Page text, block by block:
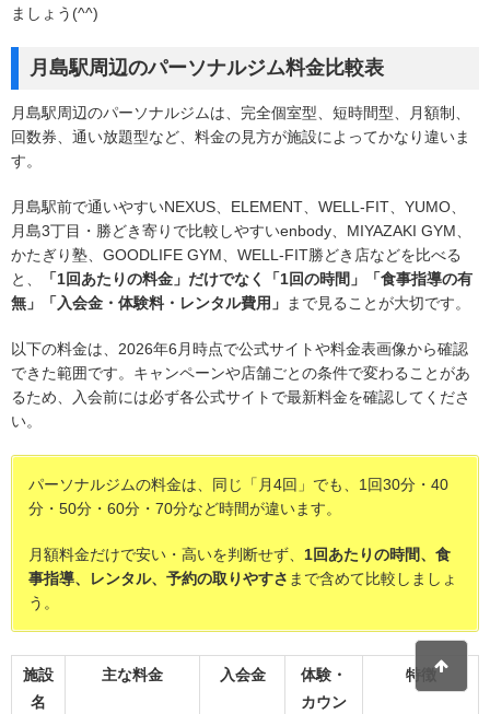
ましょう(^^)
月島駅周辺のパーソナルジム料金比較表
月島駅周辺のパーソナルジムは、完全個室型、短時間型、月額制、
回数券、通い放題型など、料金の見方が施設によってかなり違いま
す。
月島駅前で通いやすいNEXUS、ELEMENT、WELL-FIT、YUMO、
月島3丁目・勝どき寄りで比較しやすいenbody、MIYAZAKI GYM、
かたぎり塾、GOODLIFE GYM、WELL-FIT勝どき店などを比べる
と、
「1回あたりの料金」だけでなく「1回の時間」「食事指導の有
無」「入会金・体験料・レンタル費用」
まで見ることが大切です。
以下の料金は、2026年6月時点で公式サイトや料金表画像から確認
できた範囲です。キャンペーンや店舗ごとの条件で変わることがあ
るため、入会前には必ず各公式サイトで最新料金を確認してくださ
い。
パーソナルジムの料金は、同じ「月4回」でも、1回30分・40
分・50分・60分・70分など時間が違います。
月額料金だけで安い・高いを判断せず、 1回あたりの時間、食
事指導、レンタル、予約の取りやすさ まで含めて比較しましょ
う。
施設
名
主な料金 入会金
体験・
カウン
特徴